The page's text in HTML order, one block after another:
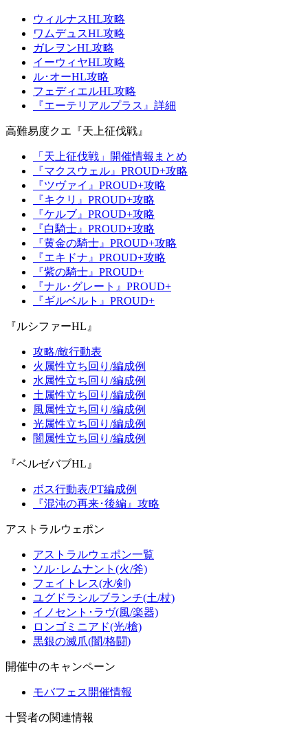
ウィルナスHL攻略
ワムデュスHL攻略
ガレヲンHL攻略
イーウィヤHL攻略
ル･オーHL攻略
フェディエルHL攻略
『エーテリアルプラス』詳細
高難易度クエ『天上征伐戦』
「天上征伐戦」開催情報まとめ
『マクスウェル』PROUD+攻略
『ツヴァイ』PROUD+攻略
『キクリ』PROUD+攻略
『ケルブ』PROUD+攻略
『白騎士』PROUD+攻略
『黄金の騎士』PROUD+攻略
『エキドナ』PROUD+攻略
『紫の騎士』PROUD+
『ナル･グレート』PROUD+
『ギルベルト』PROUD+
『ルシファーHL』
攻略/敵行動表
火属性立ち回り/編成例
水属性立ち回り/編成例
土属性立ち回り/編成例
風属性立ち回り/編成例
光属性立ち回り/編成例
闇属性立ち回り/編成例
『ベルゼバブHL』
ボス行動表/PT編成例
『混沌の再来･後編』攻略
アストラルウェポン
アストラルウェポン一覧
ソル･レムナント(火/斧)
フェイトレス(水/剣)
ユグドラシルブランチ(土/杖)
イノセント･ラヴ(風/楽器)
ロンゴミニアド(光/槍)
黒銀の滅爪(闇/格闘)
開催中のキャンペーン
モバフェス開催情報
十賢者の関連情報